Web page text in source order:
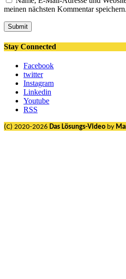
meinen nächsten Kommentar speichern.
Submit
Stay Connected
Facebook
twitter
Instagram
Linkedin
Youtube
RSS
(C) 2020-2026 Das Lösungs-Video by